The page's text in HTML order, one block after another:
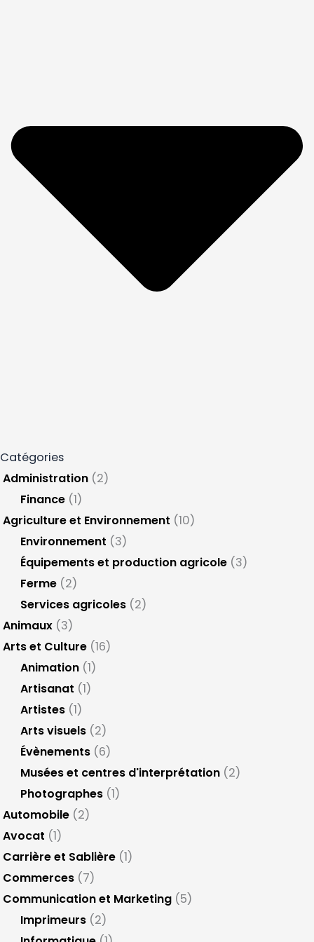
Catégories
Administration (2)
Finance(1)
Agriculture et Environnement (10)
Environnement (3)
Équipements et production agricole(3)
Ferme(2)
Services agricoles(2)
Animaux (3)
Arts et Culture (16)
Animation(1)
Artisanat (1)
Artistes(1)
Arts visuels(2)
Évènements(6)
Musées et centres d'interprétation(2)
Photographes(1)
Automobile (2)
Avocat (1)
Carrière et Sablière (1)
Commerces (7)
Communication et Marketing (5)
Imprimeurs(2)